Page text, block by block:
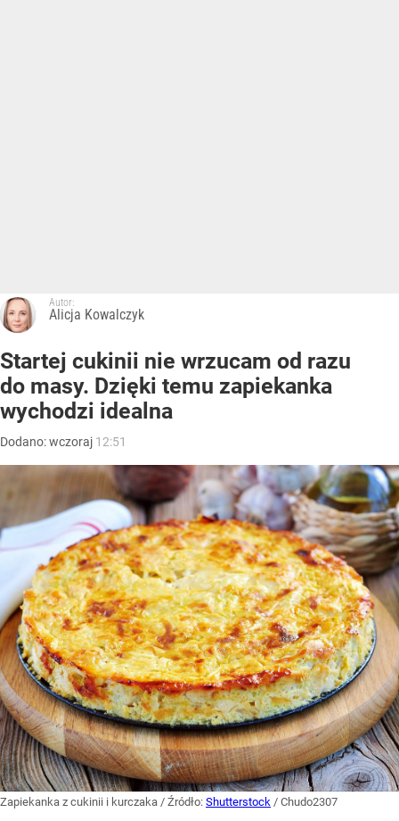
Autor:
Alicja Kowalczyk
Startej cukinii nie wrzucam od razu
do masy. Dzięki temu zapiekanka
wychodzi idealna
Dodano:wczoraj 12:51
Zapiekanka z cukinii i kurczaka / Źródło: Shutterstock / Chudo2307